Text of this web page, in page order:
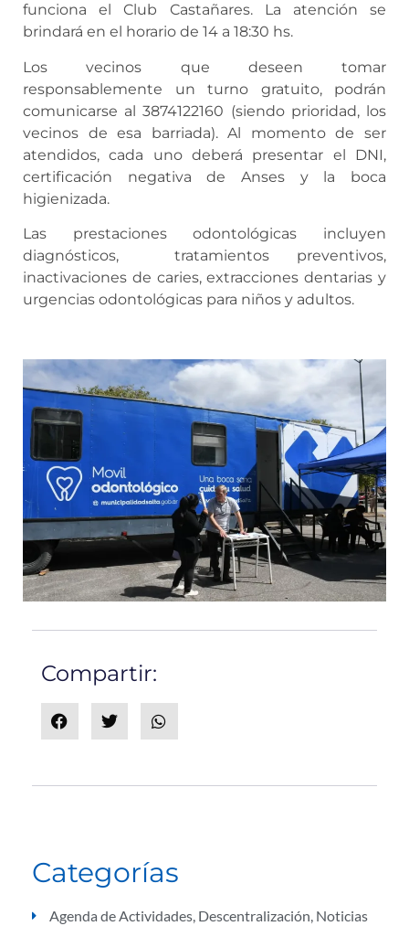
funciona el Club Castañares. La atención se
brindará en el horario de 14 a 18:30 hs.
Los vecinos que deseen tomar
responsablemente un turno gratuito, podrán
comunicarse al 3874122160 (siendo prioridad, los
vecinos de esa barriada). Al momento de ser
atendidos, cada uno deberá presentar el DNI,
certificación negativa de Anses y la boca
higienizada.
Las prestaciones odontológicas incluyen
diagnósticos, tratamientos preventivos,
inactivaciones de caries, extracciones dentarias y
urgencias odontológicas para niños y adultos.
Compartir:
Categorías
Agenda de Actividades, Descentralización, Noticias